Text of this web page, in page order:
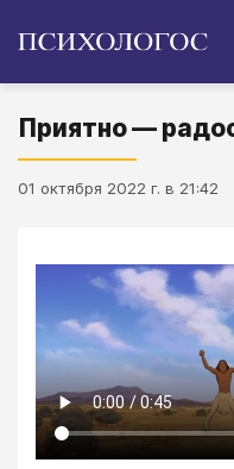
Приятно —
01 октября 2022 г. в 21:42